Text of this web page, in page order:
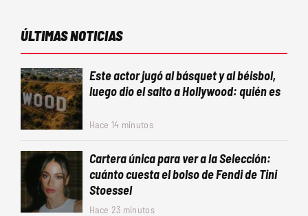
ÚLTIMAS NOTICIAS
Este actor jugó al básquet y al béisbol,
luego dio el salto a Hollywood: quién es
Hace 14 minutos
Cartera única para ver a la Selección:
cuánto cuesta el bolso de Fendi de Tini
Stoessel
Hace 23 minutos